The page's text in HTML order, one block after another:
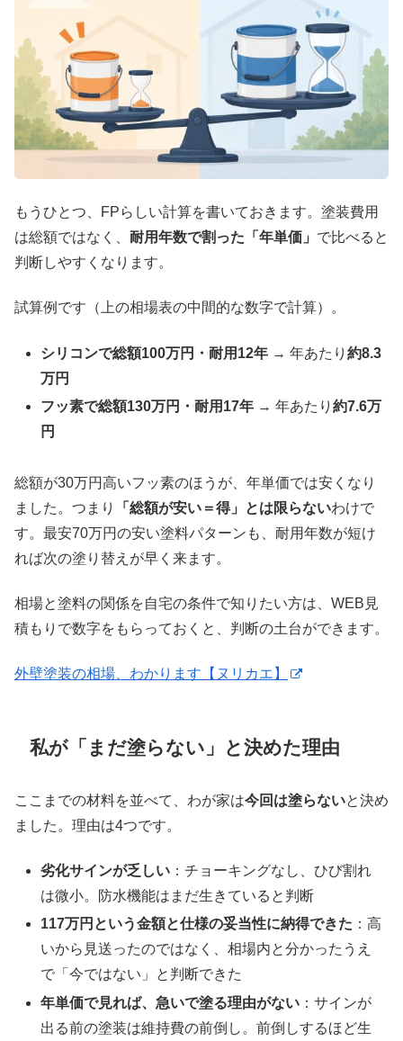
もうひとつ、FPらしい計算を書いておきます。塗装費用
は総額ではなく、 耐用年数で割った「年単価」 で比べると
判断しやすくなります。
試算例です（上の相場表の中間的な数字で計算）。
シリコンで総額100万円・耐用12年 → 年あたり約8.3
万円
フッ素で総額130万円・耐用17年 → 年あたり約7.6万
円
総額が30万円高いフッ素のほうが、年単価では安くなり
ました。つまり
「総額が安い＝得」とは限らないわけで
す。最安70万円の安い塗料パターンも、耐用年数が短け
れば次の塗り替えが早く来ます。
相場と塗料の関係を自宅の条件で知りたい方は、WEB見
積もりで数字をもらっておくと、判断の土台ができます。
外壁塗装の相場、わかります【ヌリカエ】
私が「まだ塗らない」と決めた理由
ここまでの材料を並べて、わが家は今回は塗らないと決め
ました。理由は4つです。
劣化サインが乏しい ：チョーキングなし、ひび割れ
は微小。防水機能はまだ生きていると判断
117万円という金額と仕様の妥当性に納得できた ：高
いから見送ったのではなく、相場内と分かったうえ
で「今ではない」と判断できた
年単価で見れば、急いで塗る理由がない ：サインが
出る前の塗装は維持費の前倒し。前倒しするほど生